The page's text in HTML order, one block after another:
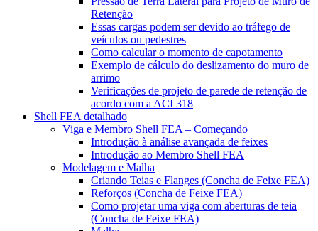
Retenção
Essas cargas podem ser devido ao tráfego de
veículos ou pedestres
Como calcular o momento de capotamento
Exemplo de cálculo do deslizamento do muro de
arrimo
Verificações de projeto de parede de retenção de
acordo com a ACI 318
Shell FEA detalhado
Viga e Membro Shell FEA – Começando
Introdução à análise avançada de feixes
Introdução ao Membro Shell FEA
Modelagem e Malha
Criando Teias e Flanges (Concha de Feixe FEA)
Reforços (Concha de Feixe FEA)
Como projetar uma viga com aberturas de teia
(Concha de Feixe FEA)